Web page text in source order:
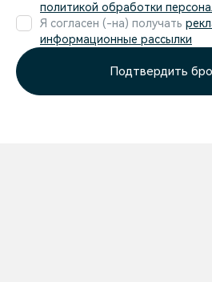
политикой обработки
Я согласен (-на) получать
информационные рассылки
Подтвердить